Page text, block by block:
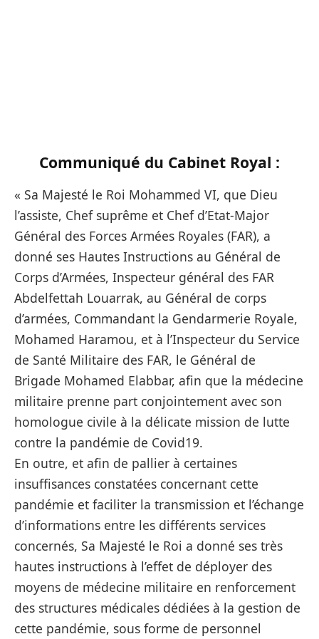
Communiqué du Cabinet Royal :
« Sa Majesté le Roi Mohammed VI, que Dieu
l’assiste, Chef suprême et Chef d’Etat-Major
Général des Forces Armées Royales (FAR), a
donné ses Hautes Instructions au Général de
Corps d’Armées, Inspecteur général des FAR
Abdelfettah Louarrak, au Général de corps
d’armées, Commandant la Gendarmerie Royale,
Mohamed Haramou, et à l’Inspecteur du Service
de Santé Militaire des FAR, le Général de
Brigade Mohamed Elabbar, afin que la médecine
militaire prenne part conjointement avec son
homologue civile à la délicate mission de lutte
contre la pandémie de Covid19.
En outre, et afin de pallier à certaines
insuffisances constatées concernant cette
pandémie et faciliter la transmission et l’échange
d’informations entre les différents services
concernés, Sa Majesté le Roi a donné ses très
hautes instructions à l’effet de déployer des
moyens de médecine militaire en renforcement
des structures médicales dédiées à la gestion de
cette pandémie, sous forme de personnel